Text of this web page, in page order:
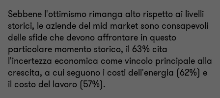
Sebbene l'ottimismo rimanga alto rispetto ai livelli
storici, le aziende del mid market sono consapevoli
delle sfide che devono affrontare in questo
particolare momento storico, il 63% cita
l'incertezza economica come vincolo principale alla
crescita, a cui seguono i costi dell'energia (62%) e
il costo del lavoro (57%).